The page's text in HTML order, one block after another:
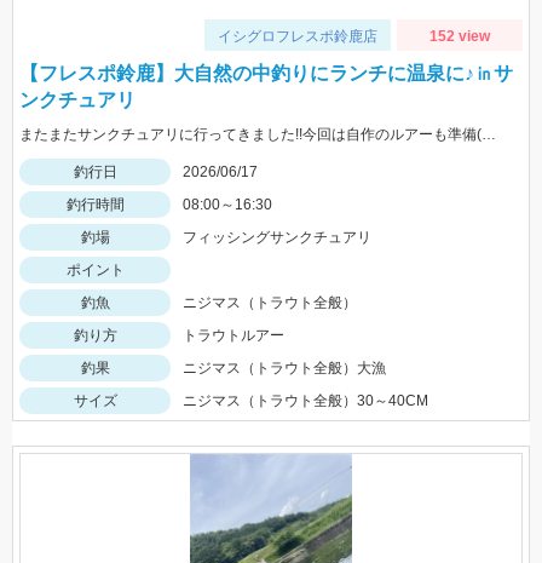
イシグロフレスポ鈴鹿店 152 view
【フレスポ鈴鹿】大自然の中釣りにランチに温泉に♪㏌サ
ンクチュアリ
釣行日
2026/06/17
釣行時間
08:00～16:30
釣場
フィッシングサンクチュアリ
ポイント
釣魚
ニジマス（トラウト全般）
釣り方
トラウトルアー
釣果
ニジマス（トラウト全般）大漁
サイズ
ニジマス（トラウト全般）30～40CM